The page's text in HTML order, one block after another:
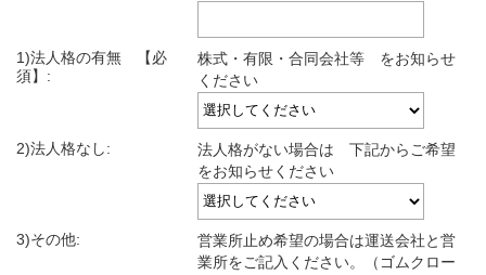
1)法人格の有無 【必
須】:
株式・有限・合同会社等 をお知らせ
ください
2)法人格なし:
法人格がない場合は 下記からご希望
をお知らせください
3)その他:
営業所止め希望の場合は運送会社と営
業所をご記入ください。（ゴムクロー